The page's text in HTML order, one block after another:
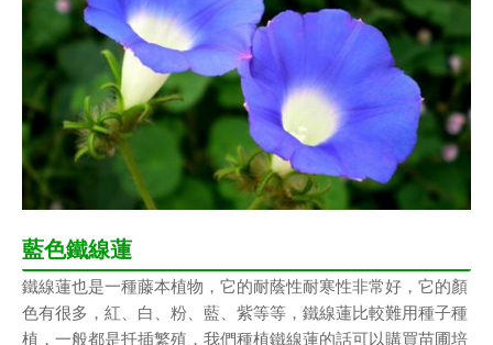
藍色鐵線蓮
鐵線蓮也是一種藤本植物，它的耐蔭性耐寒性非常好，它的顏
色有很多，紅、白、粉、藍、紫等等，鐵線蓮比較難用種子種
植，一般都是扦插繁殖，我們種植鐵線蓮的話可以購買苗圃培